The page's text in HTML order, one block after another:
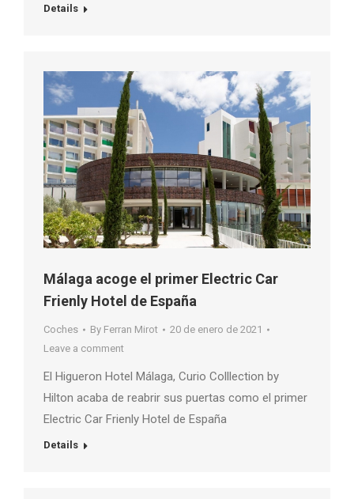
Details
Málaga acoge el primer Electric Car
Frienly Hotel de España
Coches By Ferran Mirot
20 de enero de 2021
Leave a comment
El Higueron Hotel Málaga, Curio Colllection by
Hilton acaba de reabrir sus puertas como el primer
Electric Car Frienly Hotel de España
Details